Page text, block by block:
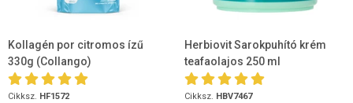
Kollagén por citromos ízű
330g (Collangoִ)
Cikksz. HF1572
Herbiovit Sarokpuhító krém
teafaolajos 250 ml
Cikksz. HBV7467